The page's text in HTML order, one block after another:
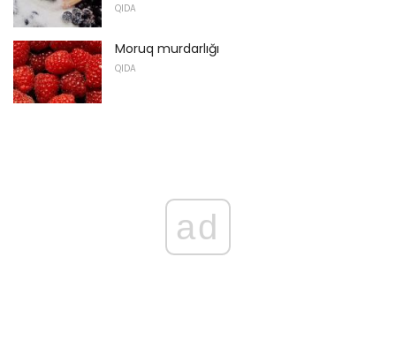
QIDA
Moruq murdarlığı
QIDA
ad